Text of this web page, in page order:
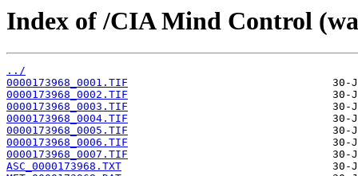
Index of /CIA Mind Control
../
0000173968_0001.TIF
0000173968_0002.TIF
0000173968_0003.TIF
0000173968_0004.TIF
0000173968_0005.TIF
0000173968_0006.TIF
0000173968_0007.TIF
ASC_0000173968.TXT